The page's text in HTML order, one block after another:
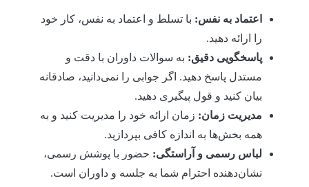
اعتماد به نفس:با تسلط و اعتماد به نفس، کار خود
را ارائه دهید.
پاسخگویی دقیق:به سوالات داوران با دقت و
مستدل پاسخ دهید. اگر جوابی را نمی‌دانید، صادقانه
بیان کنید و قول پیگیری دهید.
مدیریت زمان: زمان ارائه خود را مدیریت کنید و به
همه بخش‌ها به اندازه کافی بپردازید.
لباس رسمی و آراستگی:حضور با پوشش رسمی،
نشان‌دهنده احترام شما به جلسه و داوران است.